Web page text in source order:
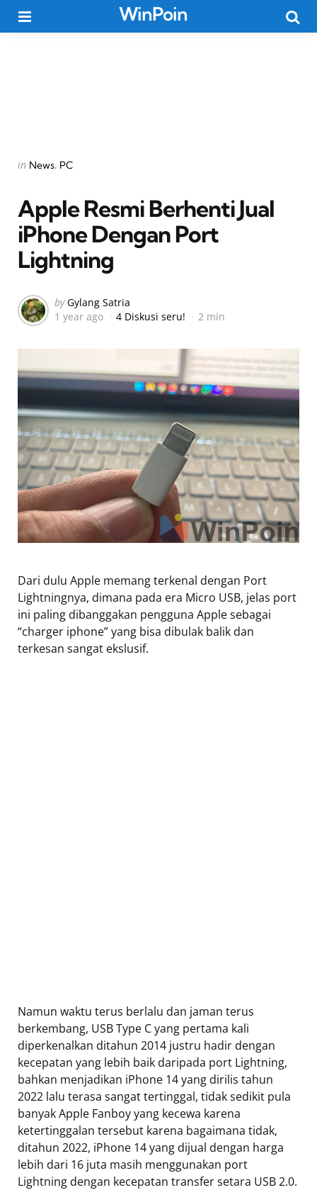
WinPoin
Categories
Posted
in News PC
Apple Resmi Berhenti Jual
iPhone Dengan Port
Lightning
Posted
by
by Gylang Satria
1 year ago
4 Diskusi seru! 2 min
Dari dulu Apple memang terkenal dengan Port
Lightningnya, dimana pada era Micro USB, jelas port
ini paling dibanggakan pengguna Apple sebagai
“charger iphone” yang bisa dibulak balik dan
terkesan sangat ekslusif.
Namun waktu terus berlalu dan jaman terus
berkembang, USB Type C yang pertama kali
diperkenalkan ditahun 2014 justru hadir dengan
kecepatan yang lebih baik daripada port Lightning,
bahkan menjadikan iPhone 14 yang dirilis tahun
2022 lalu terasa sangat tertinggal, tidak sedikit pula
banyak Apple Fanboy yang kecewa karena
ketertinggalan tersebut karena bagaimana tidak,
ditahun 2022, iPhone 14 yang dijual dengan harga
lebih dari 16 juta masih menggunakan port
Lightning dengan kecepatan transfer setara USB 2.0.